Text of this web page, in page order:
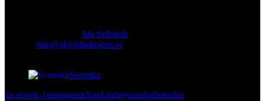
Ida Sellstedt
info@skyddaskogen.se
Svenska
facebook-1instagramcloud-lightyoutubelinkedin